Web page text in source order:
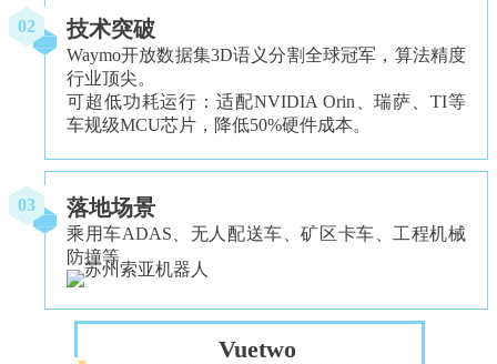
02 技术突破
Waymo开放数据集3D语义分割全球冠军，算法精度
行业顶尖。
可超低功耗运行：适配NVIDIA Orin、瑞萨、TI等
车规级MCU芯片，降低50%硬件成本。
03 落地场景
乘用车ADAS、无人配送车、矿区卡车、工程机械
防撞等
Vuetwo